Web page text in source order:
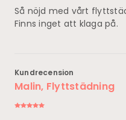
Så nöjd med vårt
Finns inget att klaga på.
Kundrecension
Malin, Flyttstädning